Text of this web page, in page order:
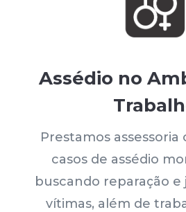
Assédio no
Prestamos
casos de assédio
buscando reparação e
vítimas, além de